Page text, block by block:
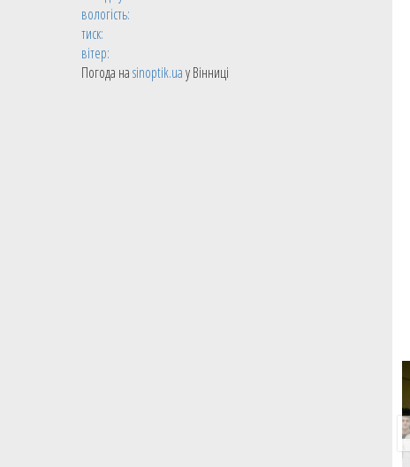
вологість:
тиск:
вітер:
Погода наsinoptik.uaу Вінниці